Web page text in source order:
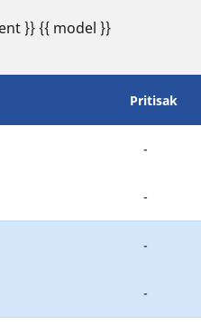
}} {{ model }}
Pritisak
-
-
-
-